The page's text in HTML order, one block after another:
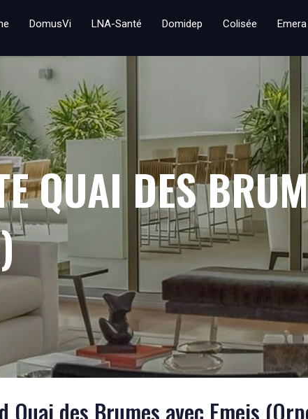
DomusVi LNA-Santé Domidep Colisée Emera
QUAI DES
Quai des Brumes avec Emeis